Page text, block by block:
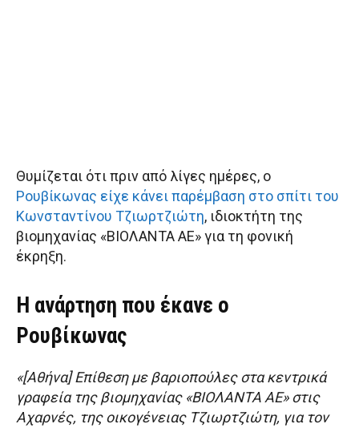
Θυμίζεται ότι πριν από λίγες ημέρες, ο
Ρουβίκωνας είχε κάνει παρέμβαση στο σπίτι του
Κωνσταντίνου Τζιωρτζιώτη, ιδιοκτήτη της
βιομηχανίας «ΒΙΟΛΑΝΤΑ ΑΕ» για τη φονική
έκρηξη.
Η ανάρτηση που έκανε ο
Ρουβίκωνας
«[Αθήνα] Επίθεση με βαριοπούλες στα κεντρικά
γραφεία της βιομηχανίας «ΒΙΟΛΑΝΤΑ ΑΕ» στις
Αχαρνές, της οικογένειας Τζιωρτζιώτη, για τον